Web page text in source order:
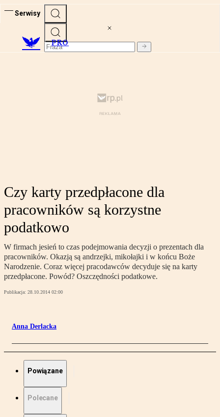
Serwisy
PRO
Czy karty przedpłacone dla
pracowników są korzystne
podatkowo
W firmach jesień to czas podejmowania decyzji o prezentach dla
pracowników. Okazją są andrzejki, mikołajki i w końcu Boże
Narodzenie. Coraz więcej pracodawców decyduje się na karty
przedpłacone. Powód? Oszczędności podatkowe.
Publikacja: 28.10.2014 02:00
Anna Derlacka
Powiązane
Polecane